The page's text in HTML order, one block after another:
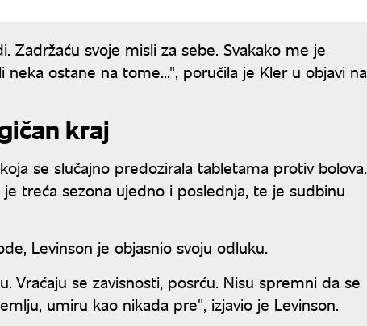
Zadržaću svoje misli za sebe. Svakako me je
neka ostane na tome...", poručila je Kler u objavi na
kraj
se slučajno predozirala tabletama protiv bolova.
treća sezona ujedno i poslednja, te je sudbinu
Levinson je objasnio svoju odluku.
Vraćaju se zavisnosti, posrću. Nisu spremni da se
umiru kao nikada pre", izjavio je Levinson.